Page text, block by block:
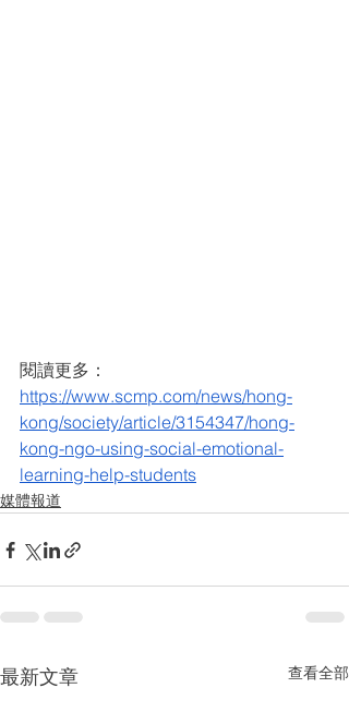
閱讀更多：
https://www.scmp.com/news/hong-
kong/society/article/3154347/hong-
kong-ngo-using-social-emotional-
learning-help-students
媒體報道
最新文章 查看全部